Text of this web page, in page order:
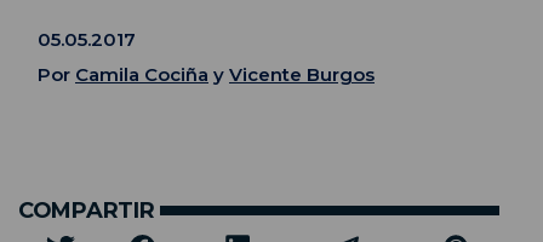
05.05.2017
Por Camila Cociña y Vicente Burgos
COMPARTIR